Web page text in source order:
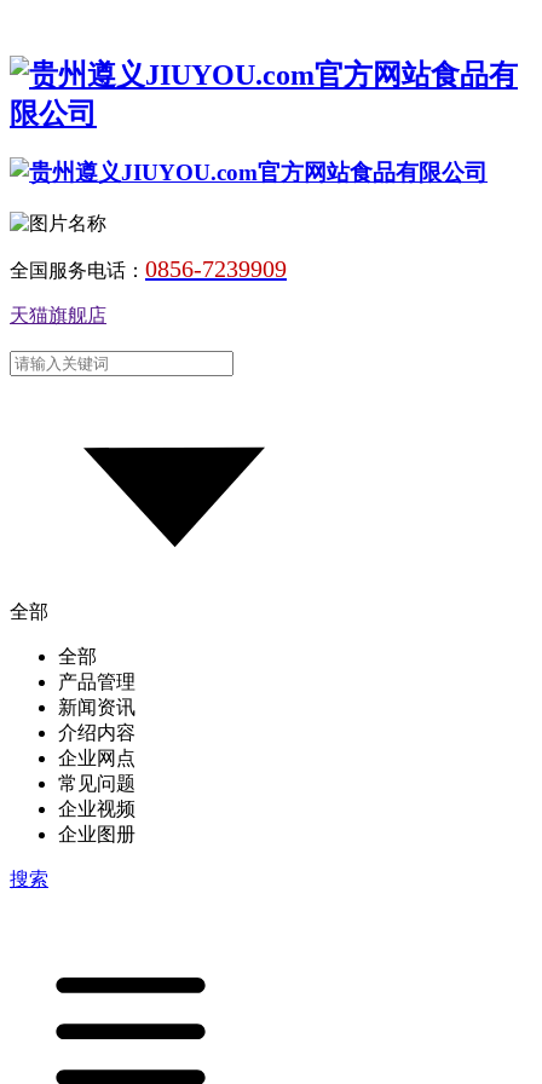
全国服务电话： 0856-7239909
天猫旗舰店
全部
全部
产品管理
新闻资讯
介绍内容
企业网点
常见问题
企业视频
企业图册
搜索